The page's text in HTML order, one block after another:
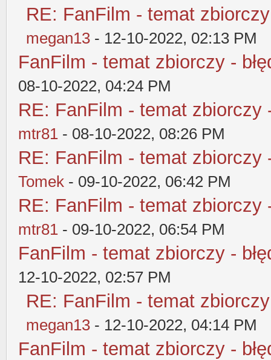
RE: FanFilm - temat
megan13 - 12-10-2022, 02:13 PM
FanFilm - temat zbiorczy -
08-10-2022, 04:24 PM
RE: FanFilm - temat zbiorczy
mtr81 - 08-10-2022, 08:26 PM
RE: FanFilm - temat zbiorczy
Tomek - 09-10-2022, 06:42 PM
RE: FanFilm - temat zbiorczy
mtr81 - 09-10-2022, 06:54 PM
FanFilm - temat zbiorczy -
12-10-2022, 02:57 PM
RE: FanFilm - temat
megan13 - 12-10-2022, 04:14 PM
FanFilm - temat zbiorczy -